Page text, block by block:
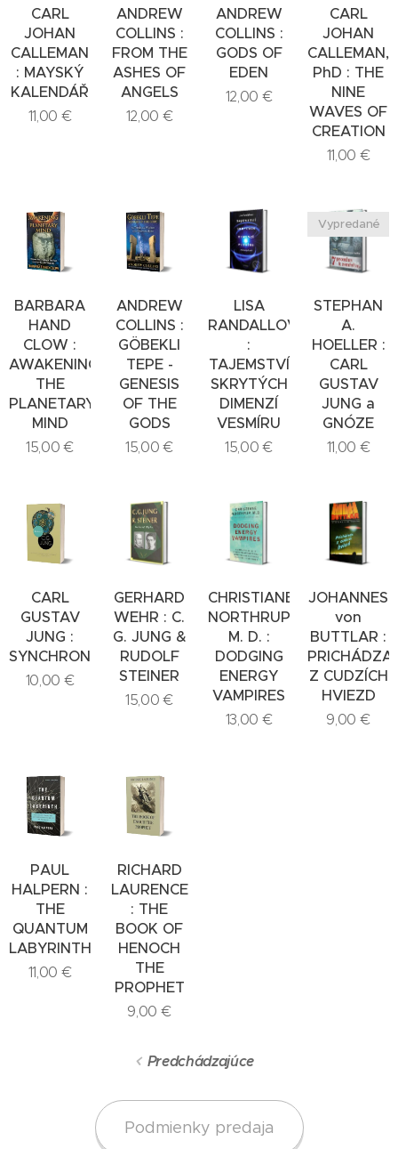
CARL
JOHAN
CALLEMAN
: MAYSKÝ
KALENDÁŘ
11,00 €
ANDREW
COLLINS :
FROM THE
ASHES OF
ANGELS
12,00 €
ANDREW
COLLINS :
GODS OF
EDEN
12,00 €
CARL
JOHAN
CALLEMAN,
PhD : THE
NINE
WAVES OF
CREATION
11,00 €
BARBARA
HAND
CLOW :
AWAKENING
THE
PLANETARY
MIND
15,00 €
ANDREW
COLLINS :
GÖBEKLI
TEPE -
GENESIS
OF THE
GODS
15,00 €
LISA
RANDALLOVÁ
:
TAJEMSTVÍ
SKRYTÝCH
DIMENZÍ
VESMÍRU
15,00 €
STEPHAN
A.
HOELLER :
CARL
GUSTAV
JUNG a
GNÓZE
Vypredané
11,00 €
CARL
GUSTAV
JUNG :
SYNCHRONICITY
10,00 €
GERHARD
WEHR : C.
G. JUNG &
RUDOLF
STEINER
15,00 €
CHRISTIANE
NORTHRUP,
M. D. :
DODGING
ENERGY
VAMPIRES
13,00 €
JOHANNES
von
BUTTLAR :
Z CUDZÍCH
HVIEZD
9,00 €
PAUL
HALPERN :
THE
QUANTUM
LABYRINTH
11,00 €
RICHARD
LAURENCE
: THE
BOOK OF
HENOCH
THE
PROPHET
9,00 €
Predchádzajúce
Podmienky predaja